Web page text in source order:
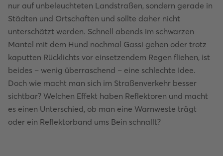
nur auf unbeleuchteten Landstraßen, sondern gerade in
Städten und Ortschaften und sollte daher nicht
unterschätzt werden. Schnell abends im schwarzen
Mantel mit dem Hund nochmal Gassi gehen oder trotz
kaputten Rücklichts vor einsetzendem Regen fliehen, ist
beides – wenig überraschend – eine schlechte Idee.
Doch wie macht man sich im Straßenverkehr besser
sichtbar? Welchen Effekt haben Reflektoren und macht
es einen Unterschied, ob man eine Warnweste trägt
oder ein Reflektorband ums Bein schnallt?